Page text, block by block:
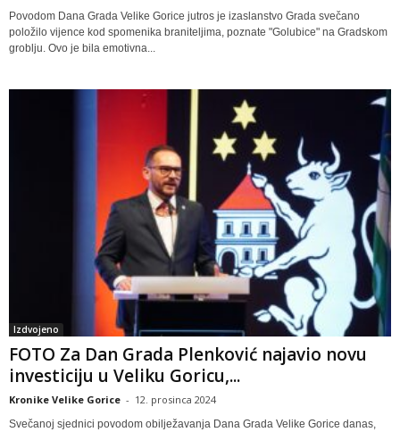
Povodom Dana Grada Velike Gorice jutros je izaslanstvo Grada svečano
položilo vijence kod spomenika braniteljima, poznate "Golubice" na Gradskom
groblju. Ovo je bila emotivna...
Izdvojeno
FOTO Za Dan Grada Plenković najavio novu
investiciju u Veliku Goricu,...
Kronike Velike Gorice - 12. prosinca 2024
Svečanoj sjednici povodom obilježavanja Dana Grada Velike Gorice danas,